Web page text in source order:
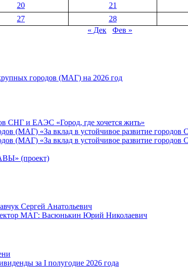
20 21
27 28
« Дек
Фев »
городов (МАГ) на 2026 год
СНГ и ЕАЭС «Город, где хочется жить»
(МАГ) «За вклад в устойчивое развитие городов
(МАГ) «За вклад в устойчивое развитие
(проект)
Сергей Анатольевич
МАГ: Васюнькин Юрий Николаевич
за I полугодие 2026 года